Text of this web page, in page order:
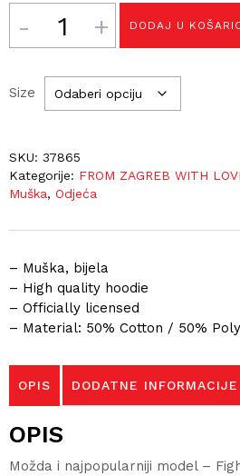
– Muška, bijela
– High quality hoodie
– Officially licensed
– Material: 50% Cotton / 50%
Size
DODAJ U
SKU: 37865
Kategorije: FROM ZAGREB WITH
Muška, Odjeća
OPIS DODATNE INFORMACIJE
OPIS
Možda i najpopularniji model –